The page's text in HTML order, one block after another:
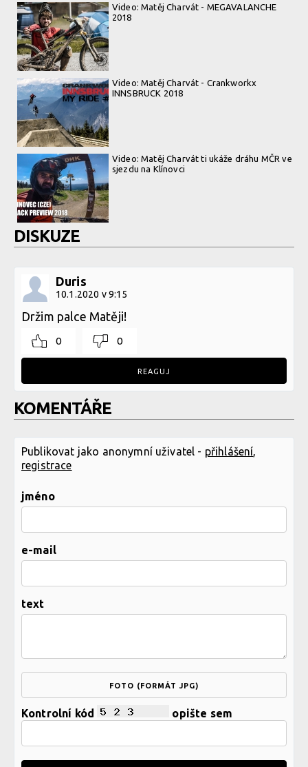
Video: Matěj Charvát - MEGAVALANCHE
2018
Video: Matěj Charvát - Crankworkx
INNSBRUCK 2018
Video: Matěj Charvát ti ukáže dráhu MČR ve
sjezdu na Klínovci
DISKUZE
Duris
10.1.2020 v 9:15
Držim palce Matěji!
0 0
REAGUJ
KOMENTÁŘE
Publikovat jako anonymní uživatel - přihlášení
registrace
jméno
e-mail
text
FOTO (FORMÁT JPG)
Kontrolní kód opište sem